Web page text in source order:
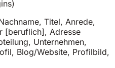
Titel, Anrede,
[beruflich], Adresse
Unternehmen,
Blog/Website, Profilbild,